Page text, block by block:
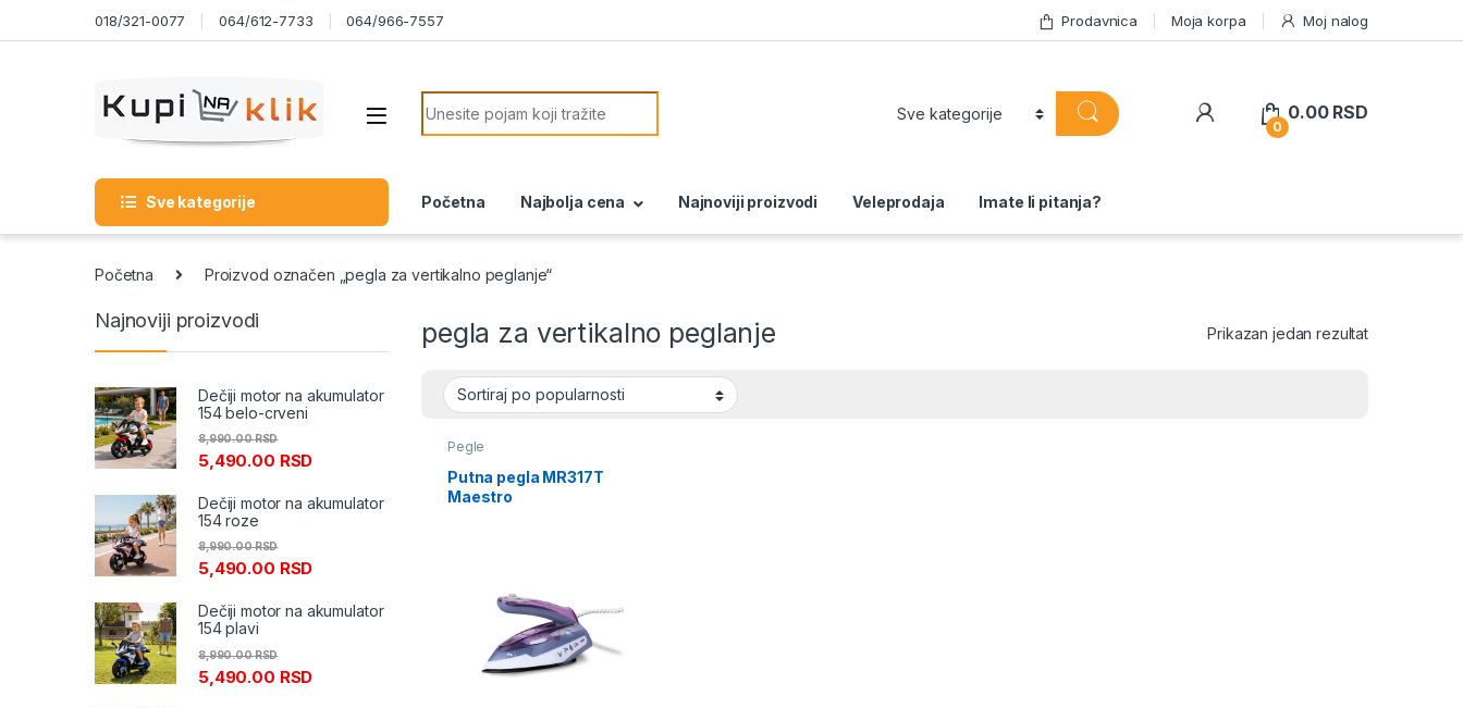
Skip to navigation018/321-0077 064/612-7733 064/966-7557 Prodavnica Moja korpa Moj nalog
Search for:
0
0.00 RSD
Sve kategorije Početna Najbolja cena Najnoviji proizvodi Veleprodaja Imate li pitanja?
Početna Proizvod označen „pegla za vertikalno peglanje“
pegla za vertikalno peglanje Prikazan jedan rezultat
Pegle
Putna pegla MR317T
Maestro
Najnoviji proizvodi
Dečiji motor na akumulator
154 belo-crveni
5,490.00 RSD
8,990.00RSD
Dečiji motor na akumulator
154 roze
5,490.00 RSD
8,990.00RSD
Dečiji motor na akumulator
154 plavi
5,490.00 RSD
8,990.00RSD